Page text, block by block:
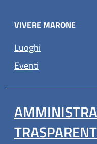
VIVERE MARONE
Luoghi
Eventi